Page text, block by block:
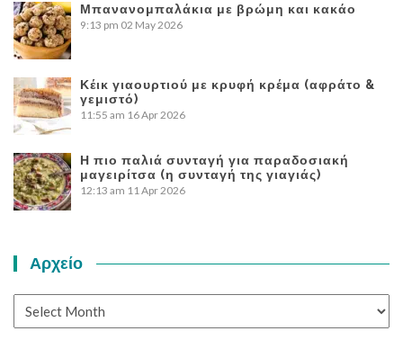
Μπανανομπαλάκια με βρώμη και κακάο
9:13 pm 02 May 2026
Κέικ γιαουρτιού με κρυφή κρέμα (αφράτο &
γεμιστό)
11:55 am 16 Apr 2026
Η πιο παλιά συνταγή για παραδοσιακή
μαγειρίτσα (η συνταγή της γιαγιάς)
12:13 am 11 Apr 2026
Αρχείο